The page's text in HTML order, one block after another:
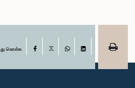
கொள்க Facebook